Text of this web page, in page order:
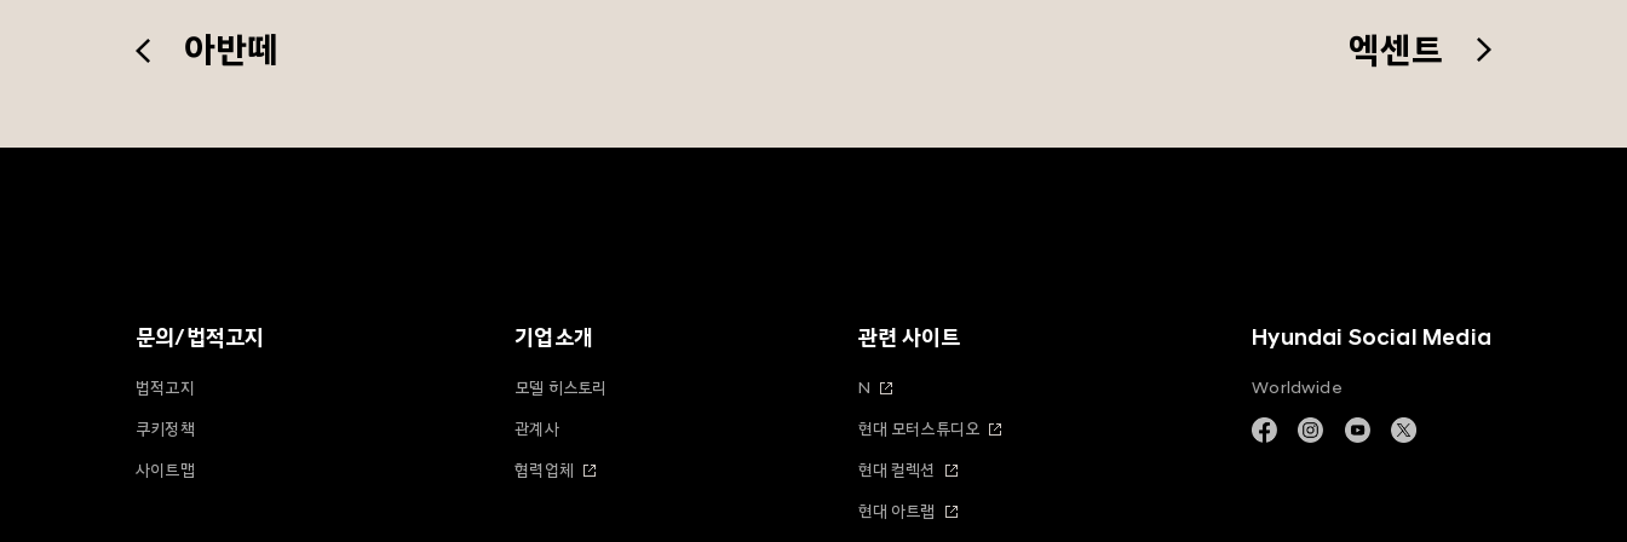
아반떼 엑센트
문의/법적고지
법적고지
쿠키정책
사이트맵
기업소개
모델 히스토리
관계사
협력업체
관련 사이트
N
현대 모터스튜디오
현대 컬렉션
현대 아트랩
Hyundai Social Media
Worldwide